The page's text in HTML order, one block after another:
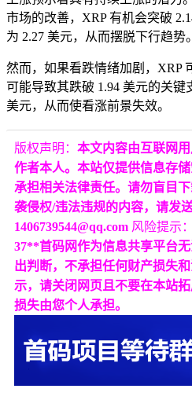
市场的改善，XRP 有机会突破
为 2.27 美元，从而摆脱下行趋势。
然而，如果看跌情绪加剧，XRP
可能导致其跌破 1.94 美元的关键
美元，从而使看涨前景失效。
版权声明： 本文内容由互联网
作者本人。本站仅提供信息存
承担相关法律责任。请勿盲目
袭侵权/违法违规的内容，请发送
1406739544@qq.com 风险提示：
37**首码网作为信息共享平台
出判断，不承担任何财产损失
示，请关闭网页且不要在本站
损失由您个人承担。